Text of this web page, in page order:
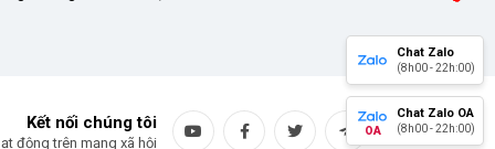
Chat Zalo
Chat Zalo OA
Kết nối chúng tôi
động trên mạng xã hội